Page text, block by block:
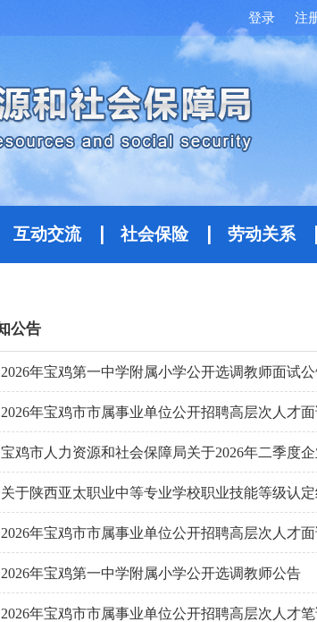
登录 注
互动交流 社会保险 劳动关系
公告
2026年宝鸡第一中学附属小学公开选调教师面试
2026年宝鸡市市属事业单位公开招聘高层次人才
宝鸡市人力资源和社会保障局关于2026年二季度
关于陕西亚太职业中等专业学校职业技能等级认
2026年宝鸡市市属事业单位公开招聘高层次人才
2026年宝鸡第一中学附属小学公开选调教师公告
2026年宝鸡市市属事业单位公开招聘高层次人才